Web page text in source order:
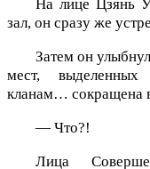
На лице Цзянь
зал, он сразу же
Затем он
мест,
кланам… сокращена
— Что?!
Лица